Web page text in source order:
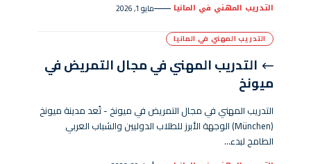
التدريب المهني في المانيا مايو 1, 2026
التدريب المهني في المانيا
التدريب المهني في مجال التمريض في
ميونخ
التدريب المهني في مجال التمريض في ميونخ - تُعد مدينة ميونخ
(München) الوجهة الأبرز للطلاب الدوليين والشباب العربي
الطامح لبدء…